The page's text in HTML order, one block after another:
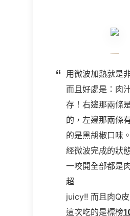
用微波加熱就是
而且好處是：肉
存！右邊那兩條
的，左邊那兩條
的是黑胡椒口味
經微波完成的狀
一咬開全部都是
超
juicy!! 而且肉Q
這次吃的是標榜